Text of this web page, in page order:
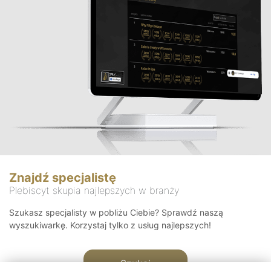
Znajdź specjalistę
Plebiscyt skupia najlepszych w branży
Szukasz specjalisty w pobliżu Ciebie? Sprawdź naszą
wyszukiwarkę. Korzystaj tylko z usług najlepszych!